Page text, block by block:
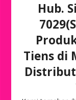
Hub.
Tiens di